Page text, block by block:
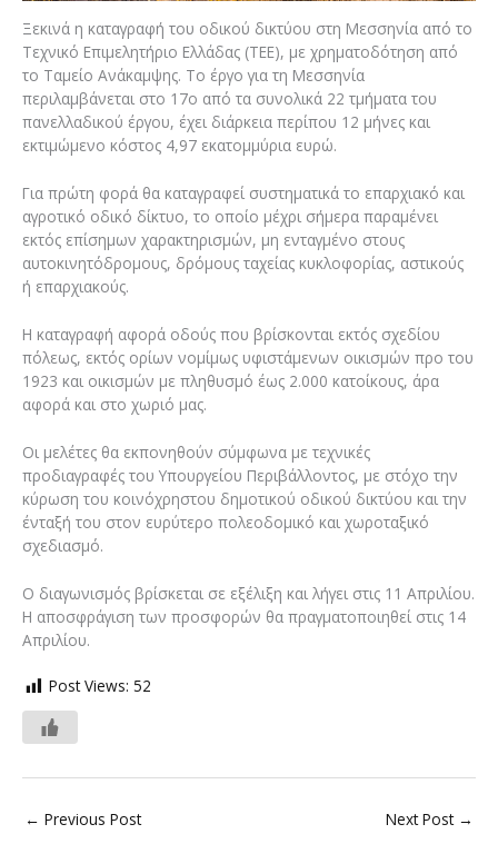
Ξεκινά η καταγραφή του οδικού δικτύου στη Μεσσηνία από το
Τεχνικό Επιμελητήριο Ελλάδας (ΤΕΕ), με χρηματοδότηση από
το Ταμείο Ανάκαμψης. Το έργο για τη Μεσσηνία
περιλαμβάνεται στο 17ο από τα συνολικά 22 τμήματα του
πανελλαδικού έργου, έχει διάρκεια περίπου 12 μήνες και
εκτιμώμενο κόστος 4,97 εκατομμύρια ευρώ.
Για πρώτη φορά θα καταγραφεί συστηματικά το επαρχιακό και
αγροτικό οδικό δίκτυο, το οποίο μέχρι σήμερα παραμένει
εκτός επίσημων χαρακτηρισμών, μη ενταγμένο στους
αυτοκινητόδρομους, δρόμους ταχείας κυκλοφορίας, αστικούς
ή επαρχιακούς.
Η καταγραφή αφορά οδούς που βρίσκονται εκτός σχεδίου
πόλεως, εκτός ορίων νομίμως υφιστάμενων οικισμών προ του
1923 και οικισμών με πληθυσμό έως 2.000 κατοίκους, άρα
αφορά και στο χωριό μας.
Οι μελέτες θα εκπονηθούν σύμφωνα με τεχνικές
προδιαγραφές του Υπουργείου Περιβάλλοντος, με στόχο την
κύρωση του κοινόχρηστου δημοτικού οδικού δικτύου και την
ένταξή του στον ευρύτερο πολεοδομικό και χωροταξικό
σχεδιασμό.
Ο διαγωνισμός βρίσκεται σε εξέλιξη και λήγει στις 11 Απριλίου.
Η αποσφράγιση των προσφορών θα πραγματοποιηθεί στις 14
Απριλίου.
Post Views: 52
← Previous Post Next Post →